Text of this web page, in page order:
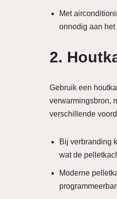
Met
onnodig aan
2.
Gebruik een
verwarmingsbron,
verschillende
Bij verbranding
wat de
Moderne